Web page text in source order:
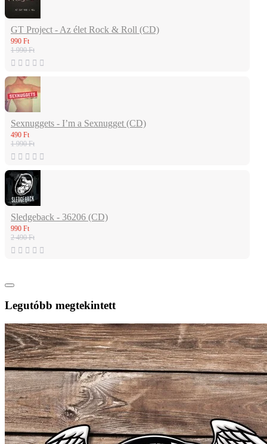
GT Project - Az élet Rock & Roll (CD)
990 Ft
1 990 Ft
Sexnuggets - I’m a Sexnugget (CD)
490 Ft
1 990 Ft
Sledgeback - 36206 (CD)
990 Ft
2 490 Ft
Legutóbb megtekintett